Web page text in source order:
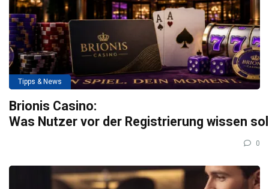
Tipps & News
Brionis Casino:
Was Nutzer vor der Registrierung wissen
0